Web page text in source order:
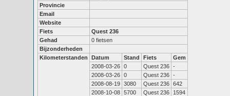
Provincie
Email
Website
Fiets
Quest 236
Gehad
0 fietsen
Bijzonderheden
Kilometerstanden
Datum Stand Fiets
Gem
2008-03-26 0 Quest 236 -
2008-03-26 0 Quest 236 -
2008-08-19 3080 Quest 236 642
2008-10-08 5700 Quest 236
1594